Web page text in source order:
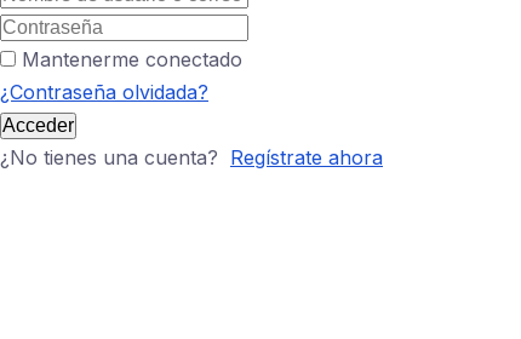
Mantenerme conectado
¿Contraseña olvidada?
Acceder
¿No tienes una cuenta? Regístrate ahora